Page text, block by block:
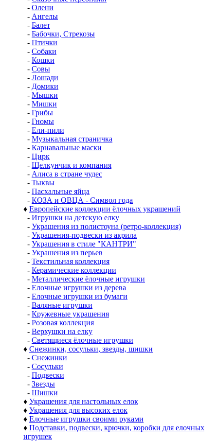
- Олени
- Ангелы
- Балет
- Бабочки, Стрекозы
- Птички
- Собаки
- Кошки
- Совы
- Лошади
- Домики
- Мышки
- Мишки
- Грибы
- Гномы
- Ели-пили
- Музыкальная страничка
- Карнавальные маски
- Цирк
- Щелкунчик и компания
- Алиса в стране чудес
- Тыквы
- Пасхальные яйца
- КОЗА и ОВЦА - Символ года
♦ Европейские коллекции ёлочных украшений
- Игрушки на детскую елку
- Украшения из полистоуна (ретро-коллекция)
- Украшения-подвески из акрила
- Украшения в стиле "КАНТРИ"
- Украшения из перьев
- Текстильная коллекция
- Керамические коллекции
- Металлические ёлочные игрушки
- Елочные игрушки из дерева
- Елочные игрушки из бумаги
- Валяные игрушки
- Кружевные украшения
- Розовая коллекция
- Верхушки на елку
- Светящиеся ёлочные игрушки
♦ Снежинки, сосульки, звезды, шишки
- Снежинки
- Сосульки
- Подвески
- Звезды
- Шишки
♦ Украшения для настольных елок
♦ Украшения для высоких елок
♦ Елочные игрушки своими руками
♦ Подставки, подвески, крючки, коробки для елочных
игрушек